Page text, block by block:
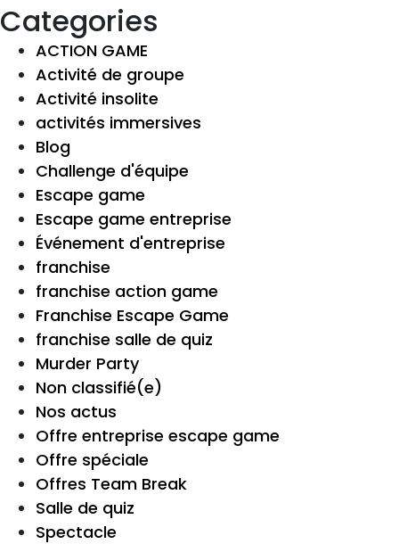
Categories
ACTION GAME
Activité de groupe
Activité insolite
activités immersives
Blog
Challenge d'équipe
Escape game
Escape game entreprise
Événement d'entreprise
franchise
franchise action game
Franchise Escape Game
franchise salle de quiz
Murder Party
Non classifié(e)
Nos actus
Offre entreprise escape game
Offre spéciale
Offres Team Break
Salle de quiz
Spectacle